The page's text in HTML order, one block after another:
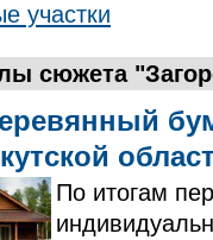
участки
сюжета
По итогам